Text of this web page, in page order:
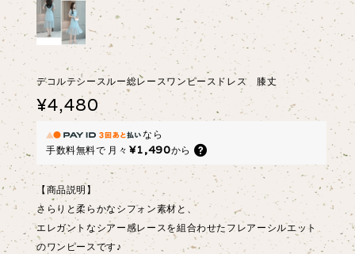
デコルテシースルー総レースワンピースドレス 膝丈
¥4,480
なら
手数料無料で 月々 ¥1,490から
【商品説明】
さらりと柔らかなシフォン素材と、
エレガントなシアー感レースを組合わせたフレアーシルエット
のワンピースです♪